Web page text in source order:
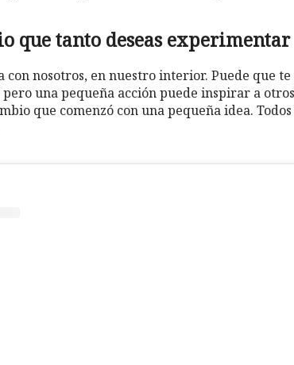
que tanto deseas experimentar
con nosotros, en nuestro interior. Puede que
una pequeña acción puede inspirar a
que comenzó con una pequeña idea.